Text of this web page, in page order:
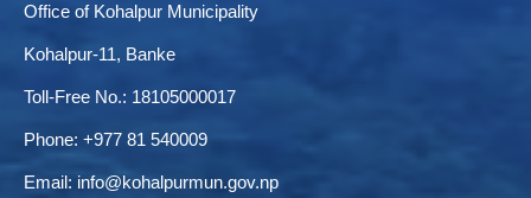
Office of Kohalpur Municipality
Kohalpur-11, Banke
Toll-Free No.: 18105000017
Phone: +977 81 540009
Email: info@kohalpurmun.gov.np